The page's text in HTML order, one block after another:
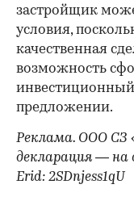
застройщик
условия,
качественная
возможность
предложении.
Реклама. ООО СЗ
декларация — на
Erid: 2SDnjess1qU